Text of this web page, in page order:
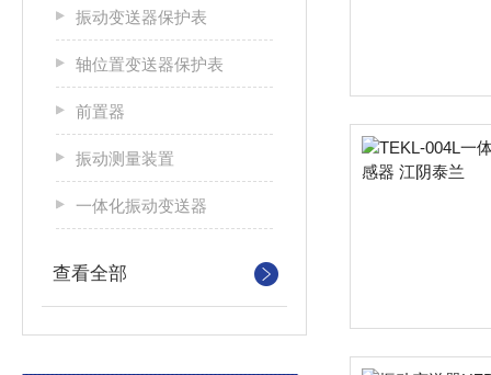
振动变送器保护表
轴位置变送器保护表
前置器
振动测量装置
一体化振动变送器
查看全部